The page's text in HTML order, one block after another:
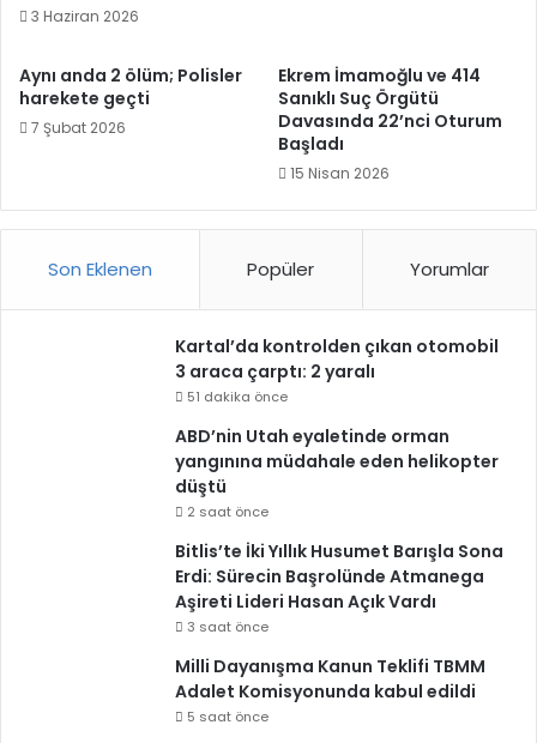
3 Haziran 2026
Aynı anda 2 ölüm; Polisler
harekete geçti
7 Şubat 2026
Ekrem İmamoğlu ve 414
Sanıklı Suç Örgütü
Davasında 22’nci Oturum
Başladı
15 Nisan 2026
Son Eklenen Popüler Yorumlar
Kartal’da kontrolden çıkan otomobil
3 araca çarptı: 2 yaralı
51 dakika önce
ABD’nin Utah eyaletinde orman
yangınına müdahale eden helikopter
düştü
2 saat önce
Bitlis’te İki Yıllık Husumet Barışla Sona
Erdi: Sürecin Başrolünde Atmanega
Aşireti Lideri Hasan Açık Vardı
3 saat önce
Milli Dayanışma Kanun Teklifi TBMM
Adalet Komisyonunda kabul edildi
5 saat önce